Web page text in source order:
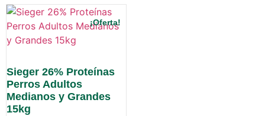
¡Oferta!
Sieger 26% Proteínas
Perros Adultos
Medianos y Grandes
15kg